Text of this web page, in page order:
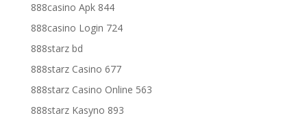
888casino Apk 844
888casino Login 724
888starz bd
888starz Casino 677
888starz Casino Online 563
888starz Kasyno 893